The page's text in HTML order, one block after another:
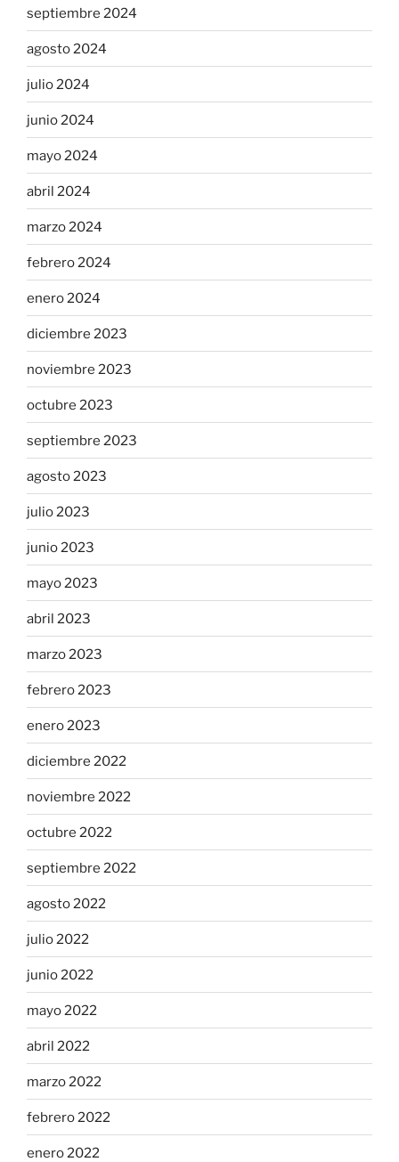
septiembre 2024
agosto 2024
julio 2024
junio 2024
mayo 2024
abril 2024
marzo 2024
febrero 2024
enero 2024
diciembre 2023
noviembre 2023
octubre 2023
septiembre 2023
agosto 2023
julio 2023
junio 2023
mayo 2023
abril 2023
marzo 2023
febrero 2023
enero 2023
diciembre 2022
noviembre 2022
octubre 2022
septiembre 2022
agosto 2022
julio 2022
junio 2022
mayo 2022
abril 2022
marzo 2022
febrero 2022
enero 2022